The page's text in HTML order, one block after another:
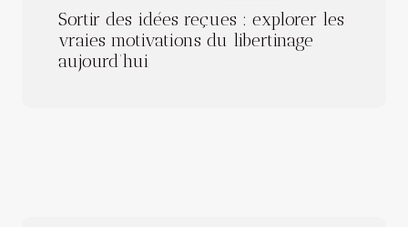
Sortir des idées reçues : explorer les
vraies motivations du libertinage
aujourd’hui